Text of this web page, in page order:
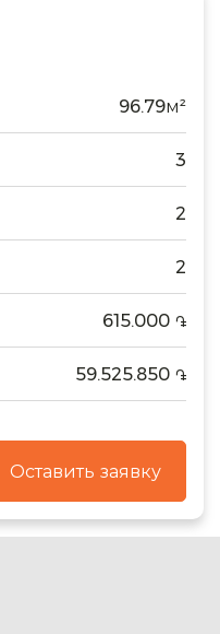
96.79м²
3
2
2
615.000 ֏
59.525.850 ֏
Оставить заявку